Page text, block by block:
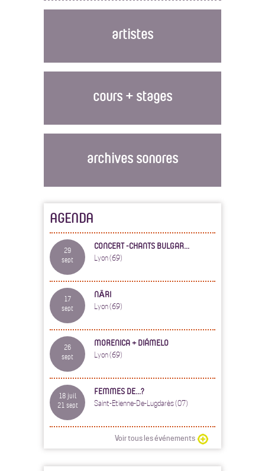
artistes
cours + stages
archives sonores
AGENDA
29
sept
CONCERT -CHANTS BULGAR...
Lyon (69)
17
sept
NĀRI
Lyon (69)
26
sept
MORENICA + DIÁMELO
Lyon (69)
18 juil
21 sept
FEMMES DE...?
Saint-Etienne-De-Lugdarès (07)
Voir tous les événements